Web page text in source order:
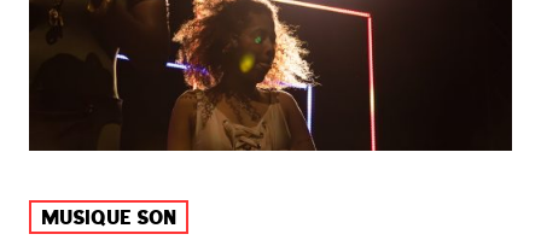
MUSIQUE SON